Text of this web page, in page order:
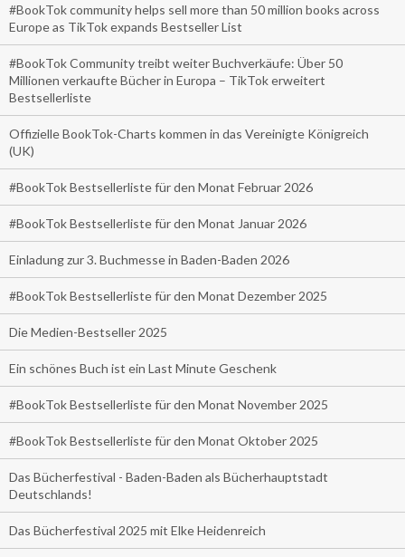
#BookTok community helps sell more than 50 million books across
Europe as TikTok expands Bestseller List
#BookTok Community treibt weiter Buchverkäufe: Über 50
Millionen verkaufte Bücher in Europa – TikTok erweitert
Bestsellerliste
Offizielle BookTok-Charts kommen in das Vereinigte Königreich
(UK)
#BookTok Bestsellerliste für den Monat Februar 2026
#BookTok Bestsellerliste für den Monat Januar 2026
Einladung zur 3. Buchmesse in Baden-Baden 2026
#BookTok Bestsellerliste für den Monat Dezember 2025
Die Medien-Bestseller 2025
Ein schönes Buch ist ein Last Minute Geschenk
#BookTok Bestsellerliste für den Monat November 2025
#BookTok Bestsellerliste für den Monat Oktober 2025
Das Bücherfestival - Baden-Baden als Bücherhauptstadt
Deutschlands!
Das Bücherfestival 2025 mit Elke Heidenreich